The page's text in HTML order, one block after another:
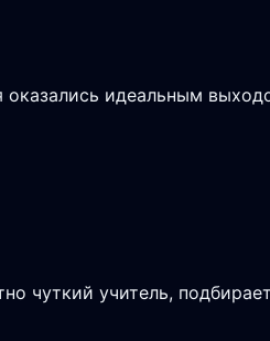
идеальным
чуткий учитель,